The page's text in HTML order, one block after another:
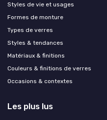
Styles de vie et usages
Formes de monture
Types de verres
Styles & tendances
Matériaux & finitions
Couleurs & finitions de verres
Occasions & contextes
Les plus lus